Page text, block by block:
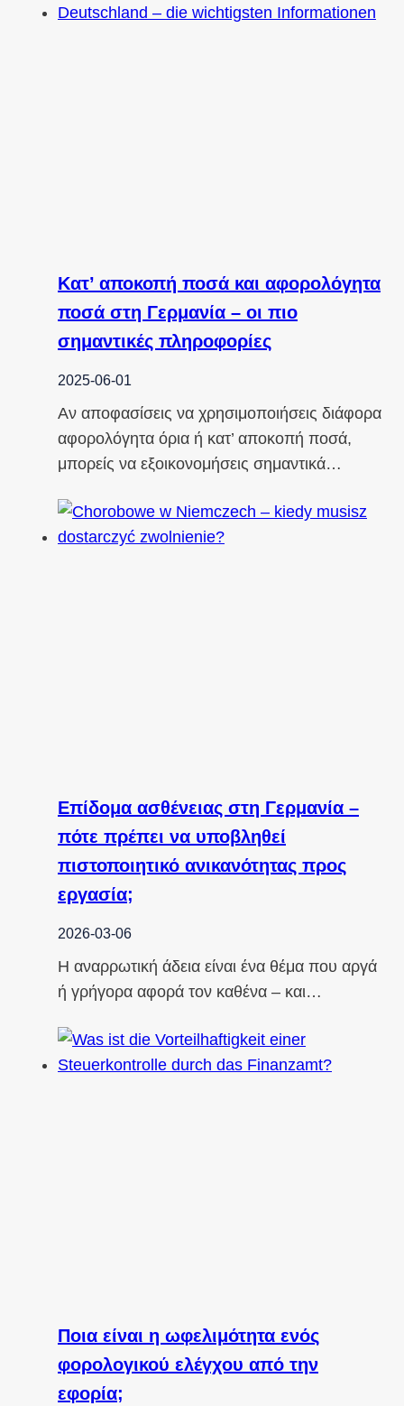
Κατ’ αποκοπή ποσά και αφορολόγητα
ποσά στη Γερμανία – οι πιο
σημαντικές πληροφορίες
2025-06-01
Αν αποφασίσεις να χρησιμοποιήσεις διάφορα
αφορολόγητα όρια ή κατ’ αποκοπή ποσά,
μπορείς να εξοικονομήσεις σημαντικά…
Επίδομα ασθένειας στη Γερμανία –
πότε πρέπει να υποβληθεί
πιστοποιητικό ανικανότητας προς
εργασία;
2026-03-06
Η αναρρωτική άδεια είναι ένα θέμα που αργά
ή γρήγορα αφορά τον καθένα – και…
Ποια είναι η ωφελιμότητα ενός
φορολογικού ελέγχου από την
εφορία;